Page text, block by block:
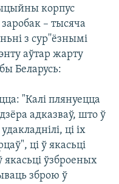
корпус
– тысяча
з сур''ёзнымі
аўтар жарту
Беларусь:
"Калі плянуецца
адказваў, што ў
ці іх
ці ў якасьці
якасьці ўзброеных
зброю ў